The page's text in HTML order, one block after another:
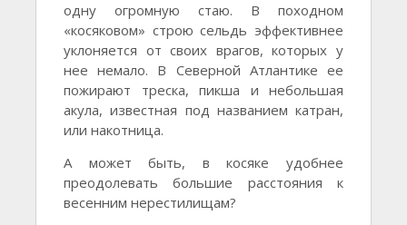
одну огромную стаю. В походном
«косяковом» строю сельдь эффективнее
уклоняется от своих врагов, которых у
нее немало. В Северной Атлантике ее
пожирают треска, пикша и небольшая
акула, известная под названием катран,
или накотница.
А может быть, в косяке удобнее
преодолевать большие расстояния к
весенним нерестилищам?